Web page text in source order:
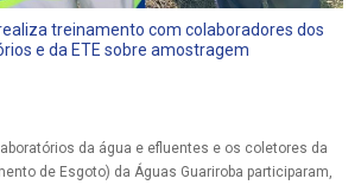
treinamento com colaboradores dos
e da ETE sobre amostragem
da água e efluentes e os coletores da
de Esgoto) da Águas Guariroba participaram,